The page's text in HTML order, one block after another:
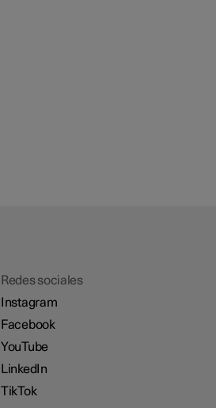
Redes sociales
Instagram
Facebook
YouTube
LinkedIn
TikTok